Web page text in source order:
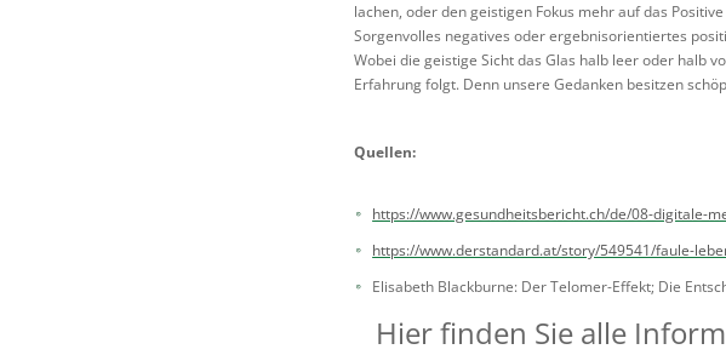
lachen, oder den geistigen Fokus mehr auf das
Sorgenvolles negatives oder ergebnisorientiertes
Wobei die geistige Sicht das Glas halb leer oder halb
Erfahrung folgt. Denn unsere Gedanken besitzen
Quellen:
https://www.gesundheitsbericht.ch/de/08-digitale-
https://www.derstandard.at/story/549541/faule-
Elisabeth Blackburne: Der Telomer-Effekt; Die
Hier finden Sie alle